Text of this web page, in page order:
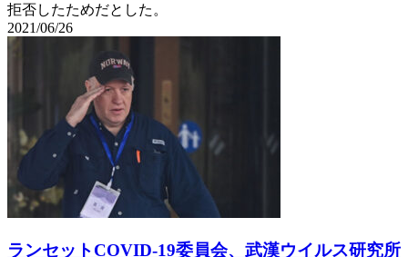
拒否したためだとした。
2021/06/26
ランセットCOVID-19委員会、武漢ウイルス研究所